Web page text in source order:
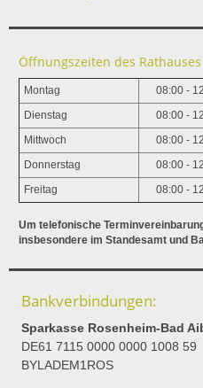
Öffnungszeiten des Rathauses
Montag 08:00 -
Dienstag 08:00 -
Mittwoch 08:00 -
Donnerstag 08:00 -
Freitag 08:00 -
Um telefonische
insbesondere im Standesamt und
Bankverbindungen:
Sparkasse Rosenheim-Bad
DE61 7115 0000 0000 1008 59
BYLADEM1ROS